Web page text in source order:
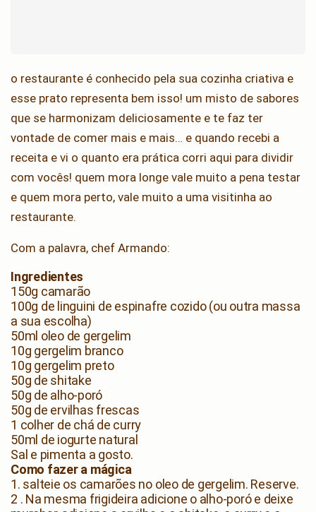
o restaurante é conhecido pela sua cozinha criativa e
esse prato representa bem isso! um misto de sabores
que se harmonizam deliciosamente e te faz ter
vontade de comer mais e mais… e quando recebi a
receita e vi o quanto era prática corri aqui para dividir
com vocês! quem mora longe vale muito a pena testar
e quem mora perto, vale muito a uma visitinha ao
restaurante.
Com a palavra, chef Armando:
Ingredientes
150g camarão
100g de linguini de espinafre cozido (ou outra massa
a sua escolha)
50ml oleo de gergelim
10g gergelim branco
10g gergelim preto
50g de shitake
50g de alho-poró
50g de ervilhas frescas
1 colher de chá de curry
50ml de iogurte natural
Sal e pimenta a gosto.
Como fazer a mágica
1. salteie os camarões no oleo de gergelim. Reserve.
2 . Na mesma frigideira adicione o alho-poró e deixe